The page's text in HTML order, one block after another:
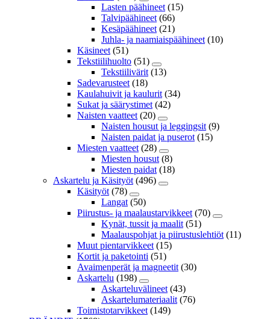
Lasten päähineet (15)
Talvipäähineet (66)
Kesäpäähineet (21)
Juhla- ja naamiaispäähineet (10)
Käsineet (51)
Tekstiilihuolto (51)
Tekstiilivärit (13)
Sadevarusteet (18)
Kaulahuivit ja kaulurit (34)
Sukat ja säärystimet (42)
Naisten vaatteet (20)
Naisten housut ja leggingsit (9)
Naisten paidat ja puserot (15)
Miesten vaatteet (28)
Miesten housut (8)
Miesten paidat (18)
Askartelu ja Käsityöt (496)
Käsityöt (78)
Langat (50)
Piirustus- ja maalaustarvikkeet (70)
Kynät, tussit ja maalit (51)
Maalauspohjat ja piirustuslehtiöt (11)
Muut pientarvikkeet (15)
Kortit ja paketointi (51)
Avaimenperät ja magneetit (30)
Askartelu (198)
Askarteluvälineet (43)
Askartelumateriaalit (76)
Toimistotarvikkeet (149)